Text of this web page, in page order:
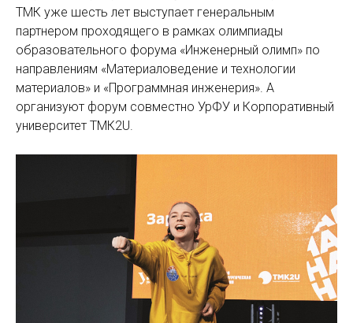
ТМК уже шесть лет выступает генеральным
партнером проходящего в рамках олимпиады
образовательного форума «Инженерный олимп» по
направлениям «Материаловедение и технологии
материалов» и «Программная инженерия». А
организуют форум совместно УрФУ и Корпоративный
университет ТМК2U.